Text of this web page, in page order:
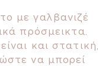
με γαλβανιζέ
πρόσμεικτα.
και στατική,
να μπορεί